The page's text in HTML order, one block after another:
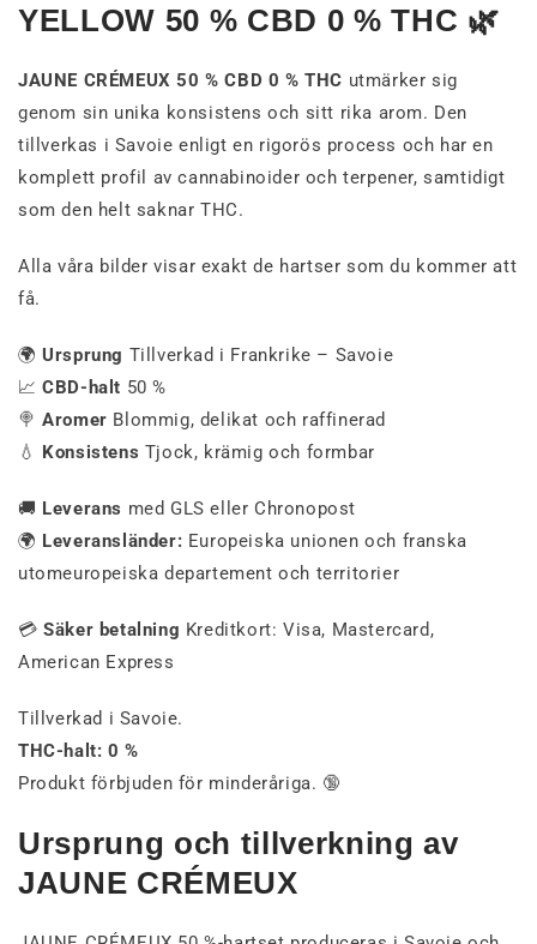
YELLOW 50 % CBD 0 % THC 🌿
JAUNE CRÉMEUX 50 % CBD 0 % THC utmärker sig
genom sin unika konsistens och sitt rika arom. Den
tillverkas i Savoie enligt en rigorös process och har en
komplett profil av cannabinoider och terpener, samtidigt
som den helt saknar THC.
Alla våra bilder visar exakt de hartser som du kommer att
få.
🌍Ursprung Tillverkad i Frankrike – Savoie
📈CBD-halt 50 %
🍭Aromer Blommig, delikat och raffinerad
💧 Konsistens Tjock, krämig och formbar
🚚 Leverans med GLS eller Chronopost
🌍 Leveransländer: Europeiska unionen och franska
utomeuropeiska departement och territorier
💳Säker betalning Kreditkort: Visa, Mastercard,
American Express
Tillverkad i Savoie.
THC-halt: 0 %
Produkt förbjuden för minderåriga. 🔞
Ursprung och tillverkning av
JAUNE CRÉMEUX